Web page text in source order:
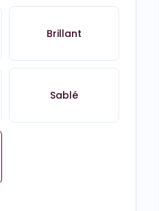
Brillant
Sablé